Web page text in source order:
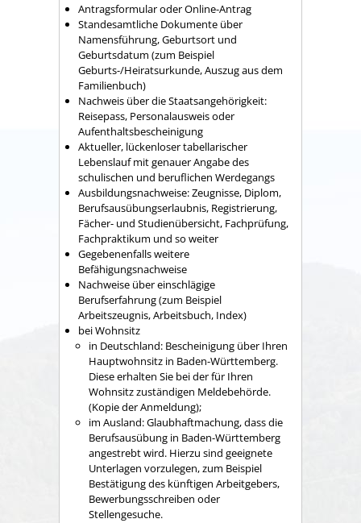
Antragsformular oder Online-Antrag
Standesamtliche Dokumente über
Namensführung, Geburtsort und
Geburtsdatum (zum Beispiel
Geburts-/Heiratsurkunde, Auszug aus dem
Familienbuch)
Nachweis über die Staatsangehörigkeit:
Reisepass, Personalausweis oder
Aufenthaltsbescheinigung
Aktueller, lückenloser tabellarischer
Lebenslauf mit genauer Angabe des
schulischen und beruflichen Werdegangs
Ausbildungsnachweise: Zeugnisse, Diplom,
Berufsausübungserlaubnis, Registrierung,
Fächer- und Studienübersicht, Fachprüfung,
Fachpraktikum und so weiter
Gegebenenfalls weitere
Befähigungsnachweise
Nachweise über einschlägige
Berufserfahrung (zum Beispiel
Arbeitszeugnis, Arbeitsbuch, Index)
bei Wohnsitz
in Deutschland: Bescheinigung über Ihren
Hauptwohnsitz in Baden-Württemberg.
Diese erhalten Sie bei der für Ihren
Wohnsitz zuständigen Meldebehörde.
(Kopie der Anmeldung);
im Ausland: Glaubhaftmachung, dass die
Berufsausübung in Baden-Württemberg
angestrebt wird. Hierzu sind geeignete
Unterlagen vorzulegen, zum Beispiel
Bestätigung des künftigen Arbeitgebers,
Bewerbungsschreiben oder
Stellengesuche.